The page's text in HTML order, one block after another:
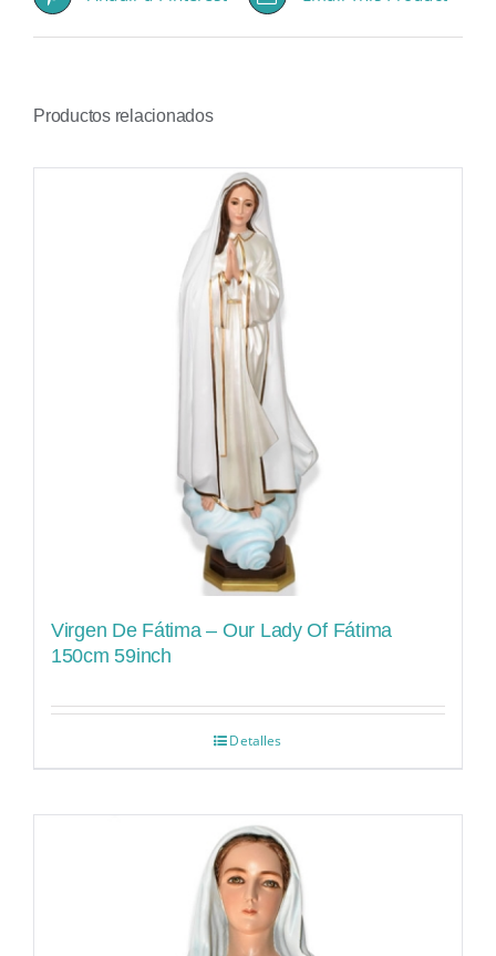
Productos relacionados
Virgen De Fátima – Our Lady Of Fátima
150cm 59inch
Detalles